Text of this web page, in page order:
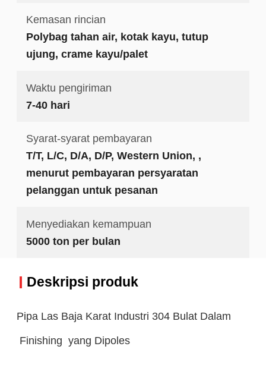
Kemasan rincian
Polybag tahan air, kotak kayu, tutup
ujung, crame kayu/palet
Waktu pengiriman
7-40 hari
Syarat-syarat pembayaran
T/T, L/C, D/A, D/P, Western Union, ,
menurut pembayaran persyaratan
pelanggan untuk pesanan
Menyediakan kemampuan
5000 ton per bulan
Deskripsi produk
Pipa Las Baja Karat Industri 304 Bulat Dalam
Finishing yang Dipoles